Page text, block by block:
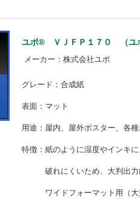
ユポ® ＶＪＦＰ１７０ （ユ
メーカー：株式会社ユポ
グレード：合成紙
表面：マット
用途：屋内、屋外ポスター、各
特徴：紙のように湿度やインキ
破れにくいため、
ワイドフォーマット用（大判